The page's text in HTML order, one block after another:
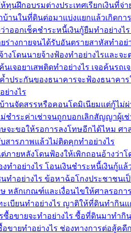
นฝึกอบรมต่างประเทศเรียกเงินที่จ่
บ้านในที่ดินต่อมาแบ่งแยกแล้วเกิดก
ออกเช็คชำระหนี้เงินกู้ยืมทำอย่าง
างกายจนได้รับอันตรายสาหัสทำอ
งโดนนายจ้างฟ้องทำอย่างไรและ
เจอยาเสพติดทำอย่างไร เจอค้นรถ
ประกันของธนาคารจะฟ้องธนาคาร
ย่างไร
นจัดสรรหรือคอนโดมิเนียมแต่กู้ไม่ผ่
ชำระค่าเช่าจนถูกบอกเลิกสัญญาผู้เ
จะขอให้รอการลงโทษอีกได้ไหม ศ
สารภาพแล้วไม่ติดคุกทำอย่างไร
ายหลังโดนฟ้องให้เพิกถอนอ้างว่า
ทำอย่างไร โอนเงินชำระหนี้เงินกู้แ
ทำอย่างไร ข้อหาฉ้อโกงประชาชน
หลักเกณฑ์และเงื่อนไขให้ศาลรอก
เบียนทำอย่างไร ญาติให้ที่ดินทำกิน
ซื้อขายจะทำอย่างไร ซื้อที่ดินมาท
ายทำอย่างไร ช่องทางการต่อสู้ค